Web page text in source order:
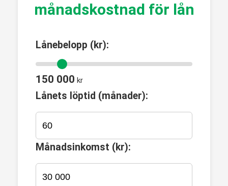
månadskostnad för lån
Lånebelopp (kr):
150 000 kr
Lånets löptid (månader):
Månadsinkomst (kr):